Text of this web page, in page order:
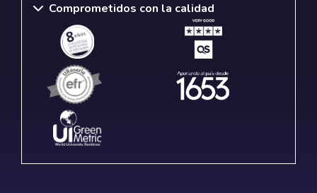
Comprometidos con la calidad